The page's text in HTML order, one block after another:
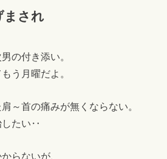
まされ
の付き添い。
う月曜だよ。
～首の痛みが無くならない。
したい‥
らないが、